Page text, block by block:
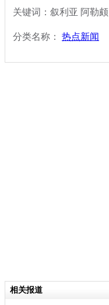
关键词：叙利亚 阿勒颇
分类名称： 热点新闻
相关报道